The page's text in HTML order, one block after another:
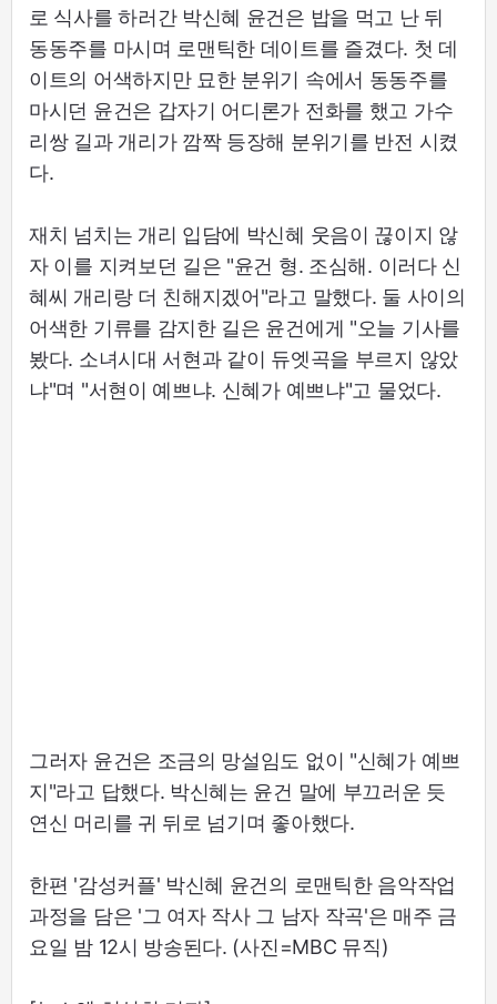
로 식사를 하러간 박신혜 윤건은 밥을 먹고 난 뒤
동동주를 마시며 로맨틱한 데이트를 즐겼다. 첫 데
이트의 어색하지만 묘한 분위기 속에서 동동주를
마시던 윤건은 갑자기 어디론가 전화를 했고 가수
리쌍 길과 개리가 깜짝 등장해 분위기를 반전 시켰
다.
재치 넘치는 개리 입담에 박신혜 웃음이 끊이지 않
자 이를 지켜보던 길은 "윤건 형. 조심해. 이러다 신
혜씨 개리랑 더 친해지겠어"라고 말했다. 둘 사이의
어색한 기류를 감지한 길은 윤건에게 "오늘 기사를
봤다. 소녀시대 서현과 같이 듀엣곡을 부르지 않았
냐"며 "서현이 예쁘냐. 신혜가 예쁘냐"고 물었다.
그러자 윤건은 조금의 망설임도 없이 "신혜가 예쁘
지"라고 답했다. 박신혜는 윤건 말에 부끄러운 듯
연신 머리를 귀 뒤로 넘기며 좋아했다.
한편 '감성커플' 박신혜 윤건의 로맨틱한 음악작업
과정을 담은 '그 여자 작사 그 남자 작곡'은 매주 금
요일 밤 12시 방송된다. (사진=MBC 뮤직)